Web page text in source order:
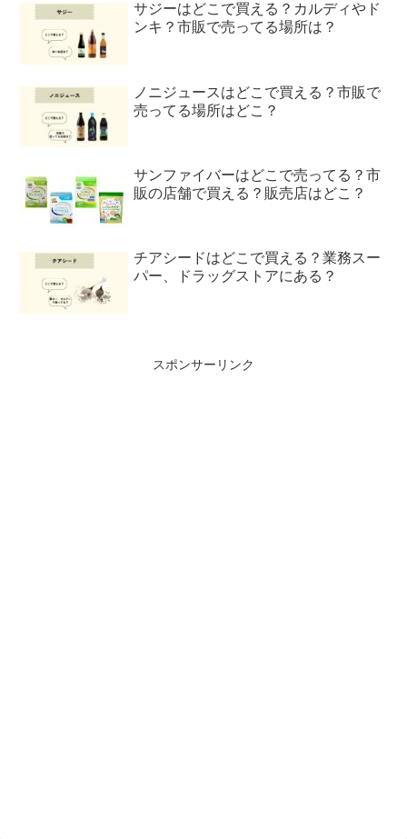
サジーはどこで買える？カルディやド
ンキ？市販で売ってる場所は？
ノニジュースはどこで買える？市販で
売ってる場所はどこ？
サンファイバーはどこで売ってる？市
販の店舗で買える？販売店はどこ？
チアシードはどこで買える？業務スー
パー、ドラッグストアにある？
スポンサーリンク